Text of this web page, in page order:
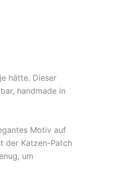
hätte. Dieser
handmade in
Motiv auf
der Katzen-Patch
um